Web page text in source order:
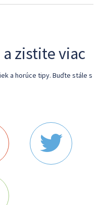
zistite viac
a horúce tipy. Buďte stále s